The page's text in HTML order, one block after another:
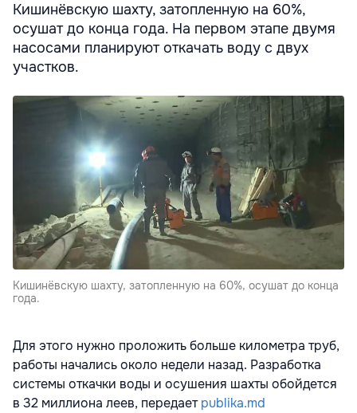
Кишинёвскую шахту, затопленную на 60%,
осушат до конца года. На первом этапе двумя
насосами планируют откачать воду с двух
участков.
Кишинёвскую шахту, затопленную на 60%, осушат до конца
года.
Для этого нужно проложить больше километра труб,
работы начались около недели назад. Разработка
системы откачки воды и осушения шахты обойдется
в 32 миллиона леев, передаетpublika.md